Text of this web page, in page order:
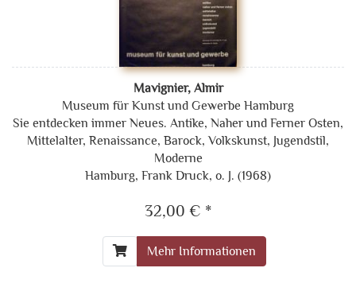
Mavignier, Almir
Museum für Kunst und Gewerbe Hamburg
Sie entdecken immer Neues. Antike, Naher und Ferner Osten,
Mittelalter, Renaissance, Barock, Volkskunst, Jugendstil,
Moderne
Hamburg, Frank Druck, o. J. (1968)
32,00 € *
Mehr Informationen